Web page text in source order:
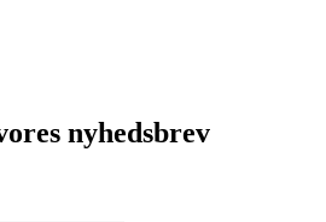
nyhedsbrev